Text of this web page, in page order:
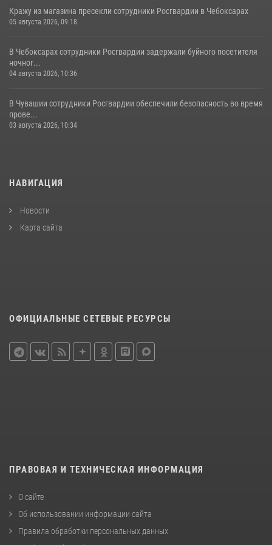
Кражу из магазина пресекли сотрудники Росгвардии в Чебоксарах
05 августа 2026, 09:18
В Чебоксарах сотрудники Росгвардии задержали буйного посетителя
ночног...
04 августа 2026, 10:36
В Чувашии сотрудники Росгвардии обеспечили безопасность во время
прове...
03 августа 2026, 10:34
НАВИГАЦИЯ
Новости
Карта сайта
ОФИЦИАЛЬНЫЕ СЕТЕВЫЕ РЕСУРСЫ
ПРАВОВАЯ И ТЕХНИЧЕСКАЯ ИНФОРМАЦИЯ
О сайте
Об использовании информации сайта
Правила обработки персональных данных